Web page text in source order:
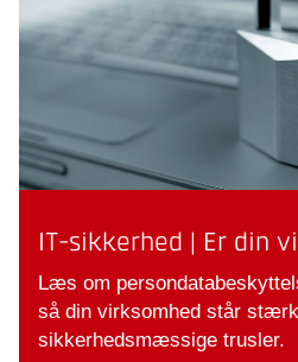
IT-sikkerhed | Er din
Læs om
så din virksomhed står
sikkerhedsmæssige trusler.